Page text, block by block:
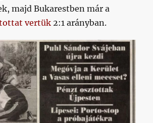
majd Bukarestben már a
vertük 2:1 arányban.